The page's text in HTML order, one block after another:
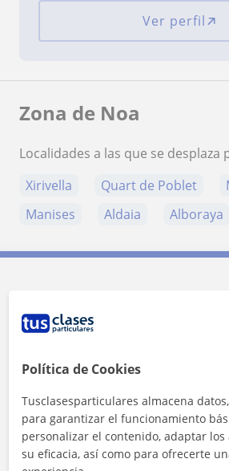
Ver perfil
Zona de Noa
Localidades a las que se desplaza
Xirivella
Quart de Poblet
Manises
Aldaia Alboraya
Política de Cookies
Tusclasesparticulares almacena
para garantizar el funcionamiento
personalizar el contenido, adaptar
su eficacia, así como para ofrecerte